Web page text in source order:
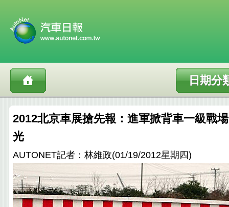
日期分
2012北京車展搶先報：進軍掀背車一級戰
光
AUTONET記者：林維政(01/19/2012星期四)